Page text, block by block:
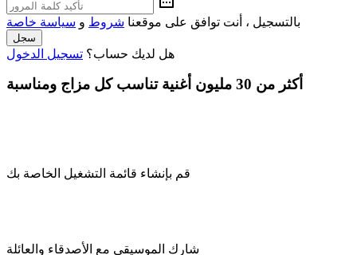
بالتسجيل ، أنت توافق على موقعنا شروط و سياسة خاصة
سجل
هل لديك حساب؟ تسجيل الدخول
أكثر من 30 مليون أغنية تناسب كل مزاج ومناسبة
قم بإنشاء قائمة التشغيل الخاصة بك
شارك الموسيقى مع الأصدقاء والعائلة